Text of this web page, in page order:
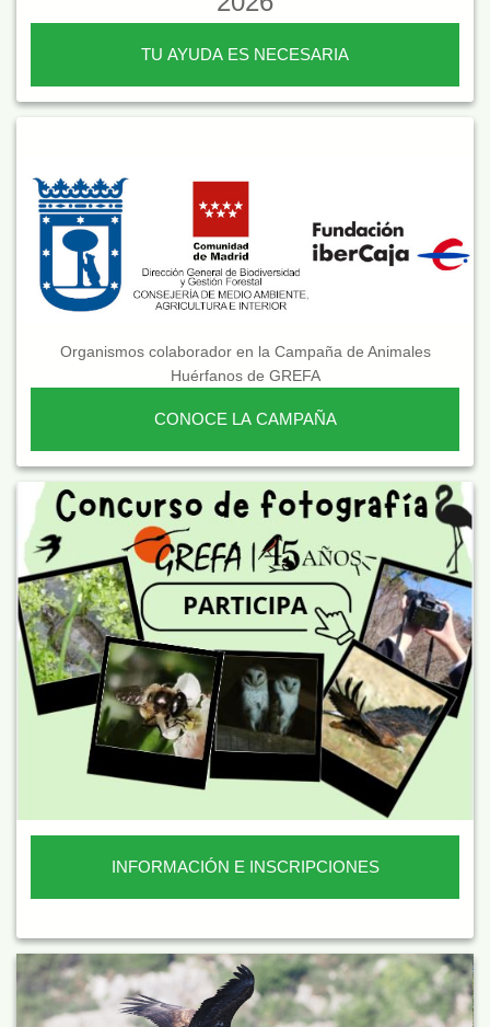
TU AYUDA ES NECESARIA
Organismos colaborador en la Campaña de Animales
Huérfanos de GREFA
CONOCE LA CAMPAÑA
INFORMACIÓN E INSCRIPCIONES